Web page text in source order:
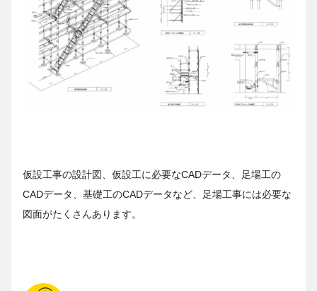
仮設工事の設計図、仮設工に必要なCADデータ、足場工の
CADデータ、基礎工のCADデータなど、足場工事には必要な
図面がたくさんあります。